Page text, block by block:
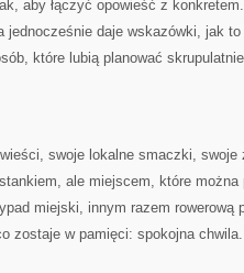
aby łączyć opowieść z
jednocześnie daje wskazówki, jak
które lubią planować
swoje lokalne smaczki,
ale miejscem, które można
miejski, innym razem
zostaje w pamięci: spokojna chwila.